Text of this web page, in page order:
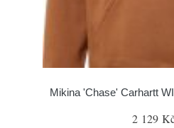
Mikina 'Chase' Carhartt
2 129